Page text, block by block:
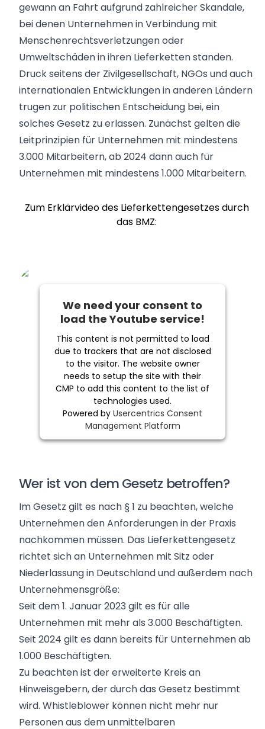
gewann an Fahrt aufgrund zahlreicher Skandale,
bei denen Unternehmen in Verbindung mit
Menschenrechtsverletzungen oder
Umweltschäden in ihren Lieferketten standen.
Druck seitens der Zivilgesellschaft, NGOs und auch
internationalen Entwicklungen in anderen Ländern
trugen zur politischen Entscheidung bei, ein
solches Gesetz zu erlassen. Zunächst gelten die
Leitprinzipien für Unternehmen mit mindestens
3.000 Mitarbeitern, ab 2024 dann auch für
Unternehmen mit mindestens 1.000 Mitarbeitern.
Zum Erklärvideo des Lieferkettengesetzes durch
das BMZ:
We need your consent to
load the Youtube service!
This content is not permitted to load
due to trackers that are not disclosed
to the visitor. The website owner
needs to setup the site with their
CMP to add this content to the list of
technologies used.
Powered by Usercentrics Consent
Management Platform
Wer ist von dem Gesetz betroffen?
Im Gesetz gilt es nach § 1 zu beachten, welche
Unternehmen den Anforderungen in der Praxis
nachkommen müssen. Das Lieferkettengesetz
richtet sich an Unternehmen mit Sitz oder
Niederlassung in Deutschland und außerdem nach
Unternehmensgröße:
Seit dem 1. Januar 2023 gilt es für alle
Unternehmen mit mehr als 3.000 Beschäftigten.
Seit 2024 gilt es dann bereits für Unternehmen ab
1.000 Beschäftigten.
Zu beachten ist der erweiterte Kreis an
Hinweisgebern, der durch das Gesetz bestimmt
wird. Whistleblower können nicht mehr nur
Personen aus dem unmittelbaren